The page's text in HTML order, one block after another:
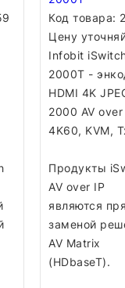
Код товара:
Цену
Infobit
2000T -
HDMI 4K
2000 AV over
4K60, KVM,
Продукты
AV over IP
являются
заменой
AV Matrix
(HDbaseT).